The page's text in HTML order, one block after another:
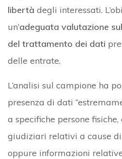
libertà degli interessati.
un’adeguata valutazione
del trattamento dei dati
delle entrate.
L’analisi sul campione ha
presenza di dati
a specifiche persone
giudiziari relativi a cause
oppure informazioni